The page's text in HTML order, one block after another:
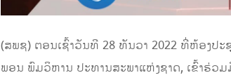
(ສພຊ) ຕອນເຊົ້າວັນທີ 28 ທັນວາ 2022 ທີ່ຫ້ອງປ
ພອນ ພົມວິຫານ ປະທານສະພາແຫ່ງຊາດ, ເຂົ້າຮ່ວ